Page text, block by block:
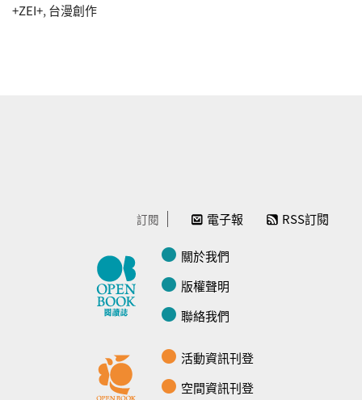
+ZEI+, 台漫創作
訂閱 電子報 RSS訂閱
關於我們
版權聲明
聯絡我們
活動資訊刊登
空間資訊刊登